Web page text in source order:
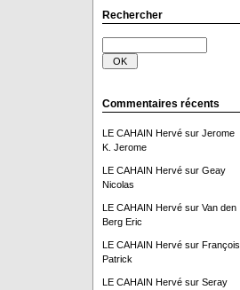
Rechercher
Commentaires récents
LE CAHAIN Hervésur Jerome
K. Jerome
LE CAHAIN Hervésur Geay
Nicolas
LE CAHAIN Hervésur Van den
Berg Eric
LE CAHAIN Hervésur François
Patrick
LE CAHAIN Hervésur Seray